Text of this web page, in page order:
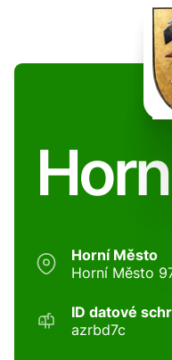
Horní Město
Horní Město
ID datové
azrbd7c